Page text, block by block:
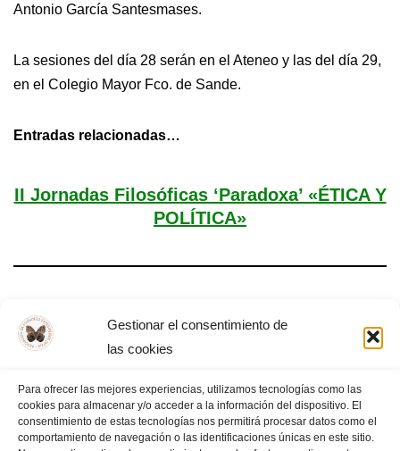
Gestionar el consentimiento de
las cookies
Para ofrecer las mejores experiencias, utilizamos tecnologías como las
cookies para almacenar y/o acceder a la información del dispositivo. El
consentimiento de estas tecnologías nos permitirá procesar datos como el
comportamiento de navegación o las identificaciones únicas en este sitio.
Antonio García Santesmases.
La sesiones del día 28 serán en el Ateneo y las del día 29,
en el Colegio Mayor Fco. de Sande.
Entradas relacionadas…
II Jornadas Filosóficas ‘Paradoxa’ «ÉTICA Y
POLÍTICA»
I Jornadas Filosóficas ‘Paradoxa’ «El
cuerpo y la ciudad»